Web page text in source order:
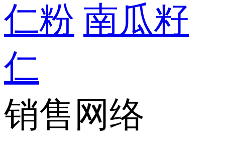
仁粉 南瓜籽
仁
销售网络